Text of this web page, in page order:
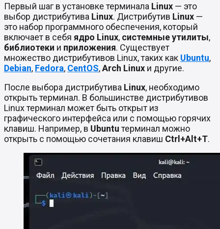
Первый шаг в установке терминала Linux — это
выбор дистрибутива Linux. Дистрибутив Linux —
это набор программного обеспечения, который
включает в себя ядро Linux, системные утилиты,
библиотеки и приложения. Существует
множество дистрибутивов Linux, таких как Ubuntu,
Debian, Fedora, CentOS,Arch Linux и другие.
После выбора дистрибутива Linux, необходимо
открыть терминал. В большинстве дистрибутивов
Linux терминал может быть открыт из
графического интерфейса или с помощью горячих
клавиш. Например, в Ubuntuтерминал можно
открыть с помощью сочетания клавиш Ctrl+Alt+T.